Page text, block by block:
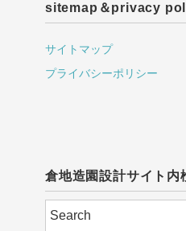
sitemap＆privacy
サイトマップ
プライバシーポリシー
倉地造園設計サイト内